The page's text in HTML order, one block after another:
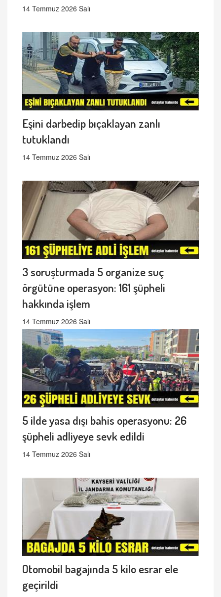
14 Temmuz 2026 Salı
Eşini darbedip bıçaklayan zanlı
tutuklandı
14 Temmuz 2026 Salı
3 soruşturmada 5 organize suç
örgütüne operasyon: 161 şüpheli
hakkında işlem
14 Temmuz 2026 Salı
5 ilde yasa dışı bahis operasyonu: 26
şüpheli adliyeye sevk edildi
14 Temmuz 2026 Salı
Otomobil bagajında 5 kilo esrar ele
geçirildi